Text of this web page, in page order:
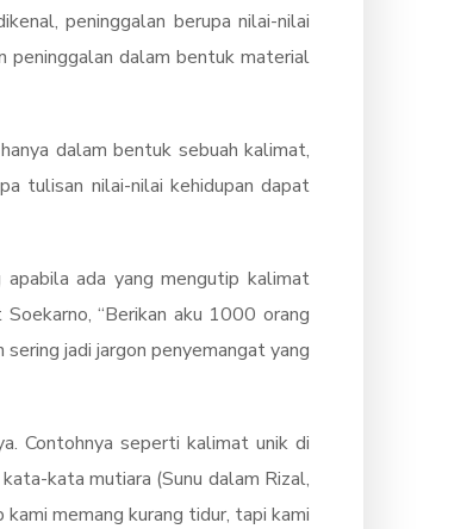
peninggalan berupa nilai-nilai
peninggalan dalam bentuk material
dalam bentuk sebuah kalimat,
tulisan nilai-nilai kehidupan dapat
ada yang mengutip kalimat
“Berikan aku 1000 orang
sering jadi jargon penyemangat yang
Contohnya seperti kalimat unik di
kata mutiara (Sunu dalam Rizal,
memang kurang tidur, tapi kami